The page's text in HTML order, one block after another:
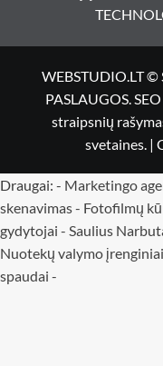
WEBSTUDIO.LT
PASLAUGOS.
straipsnių
svetaines. |
Draugai: - Marketingo
skenavimas- Fotofilmų
gydytojai - Saulius
Nuotekų valymo
spaudai -